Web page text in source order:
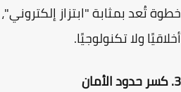
تُعد بمثابة "ابتزاز
ولا تكنولوجيًا.